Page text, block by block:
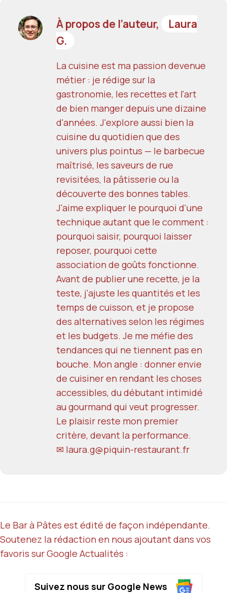
À propos de l’auteur,
Laura
G.
La cuisine est ma passion devenue
métier : je rédige sur la
gastronomie, les recettes et l'art
de bien manger depuis une dizaine
d'années. J'explore aussi bien la
cuisine du quotidien que des
univers plus pointus — le barbecue
maîtrisé, les saveurs de rue
revisitées, la pâtisserie ou la
découverte des bonnes tables.
J'aime expliquer le pourquoi d'une
technique autant que le comment :
pourquoi saisir, pourquoi laisser
reposer, pourquoi cette
association de goûts fonctionne.
Avant de publier une recette, je la
teste, j'ajuste les quantités et les
temps de cuisson, et je propose
des alternatives selon les régimes
et les budgets. Je me méfie des
tendances qui ne tiennent pas en
bouche. Mon angle : donner envie
de cuisiner en rendant les choses
accessibles, du débutant intimidé
au gourmand qui veut progresser.
Le plaisir reste mon premier
critère, devant la performance.
✉ laura.g@piquin-restaurant.fr
Le Bar à Pâtes est édité de façon indépendante.
Soutenez la rédaction en nous ajoutant dans vos
favoris sur Google Actualités :
Suivez nous sur Google News